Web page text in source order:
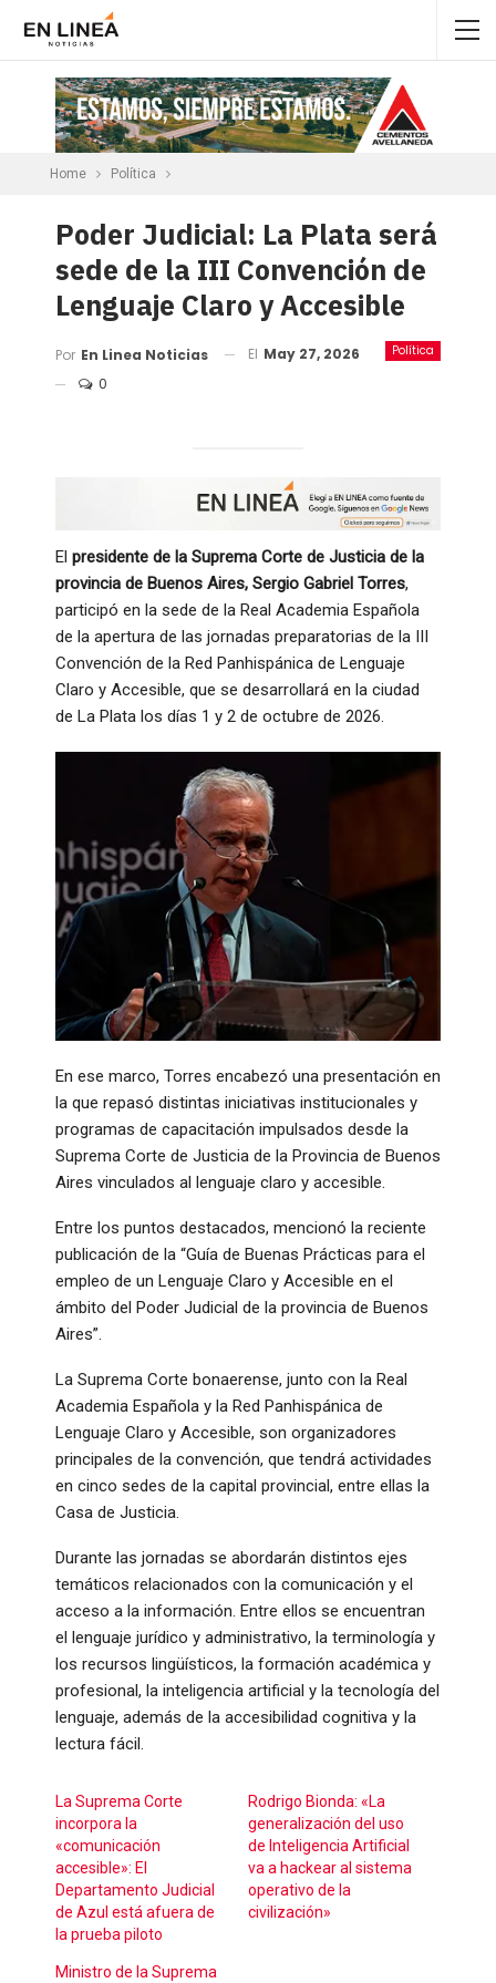
Home Política
Poder Judicial: La Plata será
sede de la III Convención de
Lenguaje Claro y Accesible
Política
Por En Linea Noticias El May 27, 2026
0
El presidente de la Suprema Corte de Justicia de la
provincia de Buenos Aires, Sergio Gabriel Torres,
participó en la sede de la Real Academia Española
de la apertura de las jornadas preparatorias de la III
Convención de la Red Panhispánica de Lenguaje
Claro y Accesible, que se desarrollará en la ciudad
de La Plata los días 1 y 2 de octubre de 2026.
En ese marco, Torres encabezó una presentación en
la que repasó distintas iniciativas institucionales y
programas de capacitación impulsados desde la
Suprema Corte de Justicia de la Provincia de Buenos
Aires vinculados al lenguaje claro y accesible.
Entre los puntos destacados, mencionó la reciente
publicación de la “Guía de Buenas Prácticas para el
empleo de un Lenguaje Claro y Accesible en el
ámbito del Poder Judicial de la provincia de Buenos
Aires”.
La Suprema Corte bonaerense, junto con la Real
Academia Española y la Red Panhispánica de
Lenguaje Claro y Accesible, son organizadores
principales de la convención, que tendrá actividades
en cinco sedes de la capital provincial, entre ellas la
Casa de Justicia.
Durante las jornadas se abordarán distintos ejes
temáticos relacionados con la comunicación y el
acceso a la información. Entre ellos se encuentran
el lenguaje jurídico y administrativo, la terminología y
los recursos lingüísticos, la formación académica y
profesional, la inteligencia artificial y la tecnología del
lenguaje, además de la accesibilidad cognitiva y la
lectura fácil.
La Suprema Corte
incorpora la
«comunicación
accesible»: El
Departamento Judicial
de Azul está afuera de
la prueba piloto
Rodrigo Bionda: «La
generalización del uso
de Inteligencia Artificial
va a hackear al sistema
operativo de la
civilización»
Ministro de la Suprema